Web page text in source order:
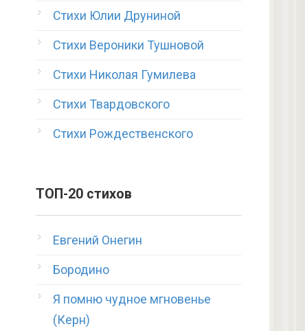
Стихи Юлии Друниной
Стихи Вероники Тушновой
Стихи Николая Гумилева
Стихи Твардовского
Стихи Рождественского
ТОП-20 стихов
Евгений Онегин
Бородино
Я помню чудное мгновенье
(Керн)